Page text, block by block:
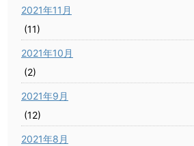
2021年11月
(11)
2021年10月
(2)
2021年9月
(12)
2021年8月